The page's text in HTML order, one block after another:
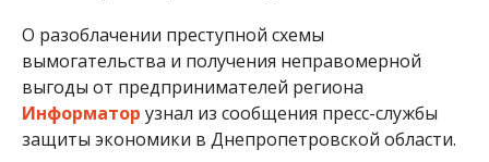
О разоблачении преступной схемы
вымогательства и получения неправомерной
выгоды от предпринимателей региона
Информатор узнал из сообщения пресс-службы
защиты экономики в Днепропетровской области.